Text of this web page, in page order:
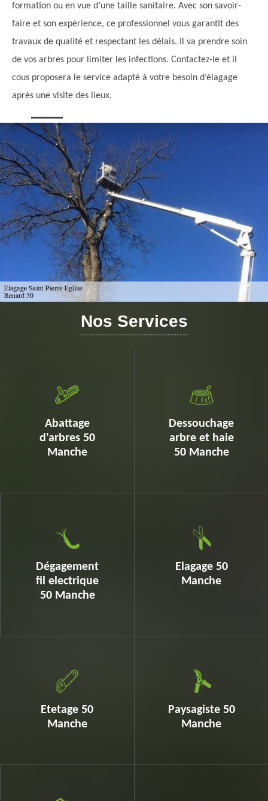
formation ou en vue d’une taille sanitaire. Avec son savoir-
faire et son expérience, ce professionnel vous garantit des
travaux de qualité et respectant les délais. Il va prendre soin
de vos arbres pour limiter les infections. Contactez-le et il
cous proposera le service adapté à votre besoin d’élagage
après une visite des lieux.
Nos Services
Abattage
d'arbres 50
Manche
Dessouchage
arbre et haie
50 Manche
Dégagement
fil electrique
50 Manche
Elagage 50
Manche
Etetage 50
Manche
Paysagiste 50
Manche